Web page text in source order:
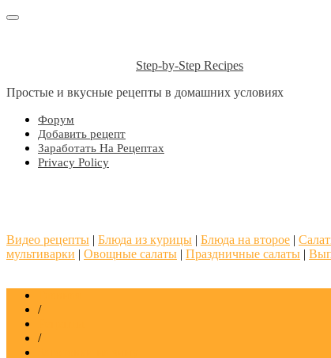
Step-by-Step Recipes
Простые и вкусные рецепты в домашних условиях
Форум
Добавить рецепт
Заработать На Рецептах
Privacy Policy
Видео рецепты | Блюда из курицы | Блюда на второе |
мультиварки | Овощные салаты | Праздничные салаты |
/
/